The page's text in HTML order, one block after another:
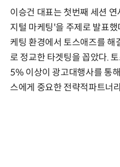
이승건 대표는 첫번째 세션
지털 마케팅'을 주제로 발표
케팅 환경에서 토스애즈를 해
로 정교한 타겟팅을 꼽았다.
5% 이상이 광고대행사를 통
스에게 중요한 전략적파트너